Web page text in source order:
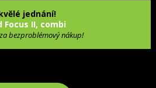
jednání!
Focus II, combi
bezproblémový nákup!